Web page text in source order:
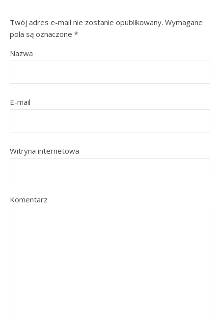
Twój adres e-mail nie zostanie opublikowany. Wymagane
pola są oznaczone *
Nazwa
E-mail
Witryna internetowa
Komentarz